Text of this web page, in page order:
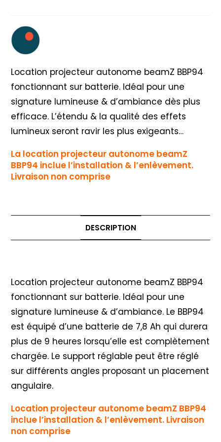
Location projecteur autonome beamZ BBP94
fonctionnant sur batterie. Idéal pour une
signature lumineuse & d’ambiance dès plus
efficace. L’étendu & la qualité des effets
lumineux seront ravir les plus exigeants…
La location projecteur autonome beamZ
BBP94 inclue l’installation & l’enlèvement.
Livraison non comprise
DESCRIPTION
Location projecteur autonome beamZ BBP94
fonctionnant sur batterie. Idéal pour une
signature lumineuse & d’ambiance. Le BBP94
est équipé d’une batterie de 7,8 Ah qui durera
plus de 9 heures lorsqu’elle est complètement
chargée. Le support réglable peut être réglé
sur différents angles proposant un placement
angulaire.
Location projecteur autonome beamZ BBP94
inclue l’installation & l’enlèvement. Livraison
non comprise